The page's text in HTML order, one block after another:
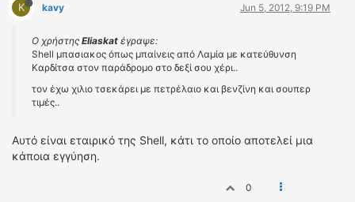
K kavy Jun 5, 2012, 9:19 PM
Ο χρήστης Eliaskat έγραψε:
Shell μπασιακος όπως μπαίνεις από Λαμία με κατεύθυνση
Καρδίτσα στον παράδρομο στο δεξί σου χέρι..
τον έχω χιλιο τσεκάρει με πετρέλαιο και βενζίνη και σουπερ
τιμές..
Αυτό είναι εταιρικό της Shell, κάτι το οποίο αποτελεί μια
κάποια εγγύηση.
0